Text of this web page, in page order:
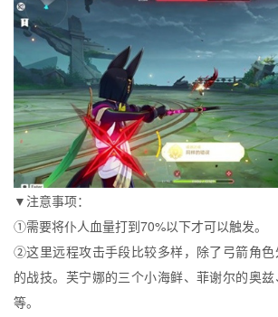
▼注意事项：
①需要将仆人血量打到70%以下才可以触发。
②这里远程攻击手段比较多样，除了弓箭角
的战技。芙宁娜的三个小海鲜、菲谢尔的奥
等。